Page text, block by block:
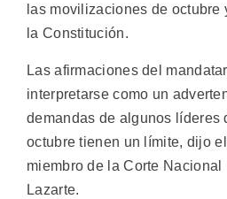
las movilizaciones de octubre
la Constitución.
Las afirmaciones del
interpretarse como un
demandas de algunos líderes
octubre tienen un límite, dijo
miembro de la Corte Nacional
Lazarte.